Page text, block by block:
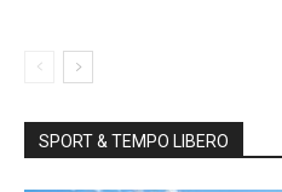
SPORT & TEMPO LIBERO